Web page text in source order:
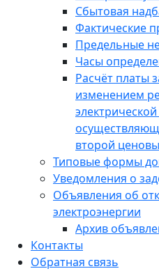
Сбытовая
Фактические
Предельные
Часы
Расчёт платы
изменением
второй
Типовые формы
Уведомления о
Объявления об
электроэнергии
Архив
Контакты
Обратная связь